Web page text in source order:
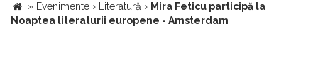
» Evenimente › Literatură › Mira Feticu participă la
Noaptea literaturii europene - Amsterdam